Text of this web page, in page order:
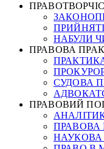
НАБУЛИ
ПРАВОВА
СУДОВА
ПРАВОВИЙ
ПРАВОВА